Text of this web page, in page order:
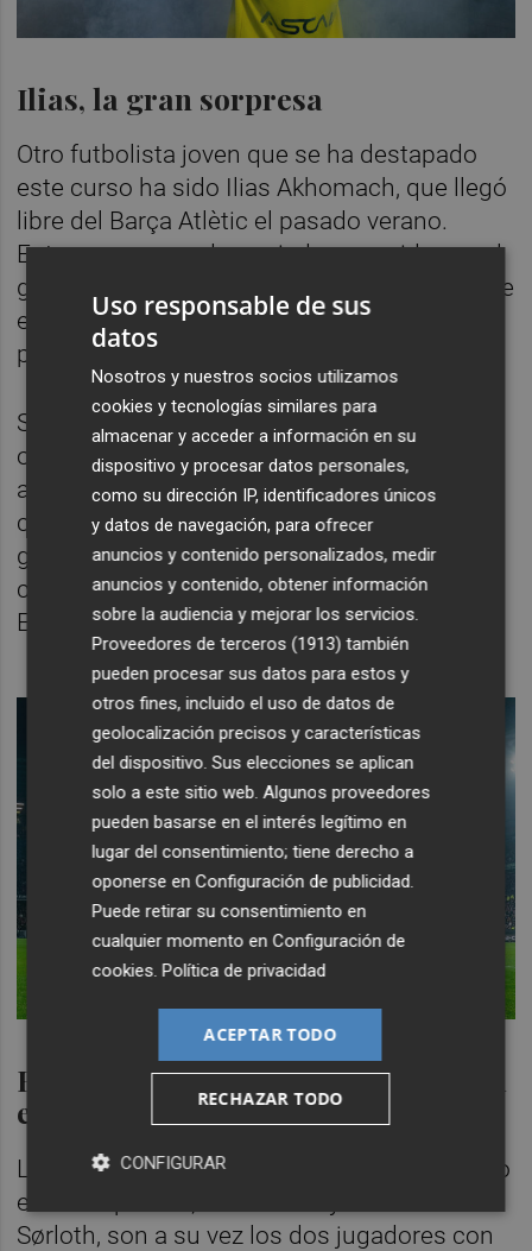
Ilias, la gran sorpresa
Otro futbolista joven que se ha destapado
este curso ha sido Ilias Akhomach, que llegó
libre del Barça Atlètic el pasado verano.
Entonces no era demasiado conocido por el
gran público y tenía un valor de 3 millones de
euros que a día de hoy se ha multiplicado
por cinco hasta los 15 millones.
Su talento para desbordar y generar
ocasiones de peligro con solo 20 años ha
asombrado a La Cerámica, y a ello ha sido
capaz de sumar cinco asistencias y cuatro
goles, algunos de ellos en escenarios muy
complicados como la salida a Rennes en
Europa League o al Lluís Companys en Liga.
Baena y Sørloth, los estandartes del
equipo
Los otros dos futbolistas que han destacado
esta temporada, Álex Baena y Alexander
Sørloth, son a su vez los dos jugadores con
Uso responsable de sus
datos
Nosotros y nuestros socios utilizamos
cookies y tecnologías similares para
almacenar y acceder a información en su
dispositivo y procesar datos personales,
como su dirección IP, identificadores únicos
y datos de navegación, para ofrecer
anuncios y contenido personalizados, medir
anuncios y contenido, obtener información
sobre la audiencia y mejorar los servicios.
Proveedores de terceros (1913) también
pueden procesar sus datos para estos y
otros fines, incluido el uso de datos de
geolocalización precisos y características
del dispositivo. Sus elecciones se aplican
solo a este sitio web. Algunos proveedores
pueden basarse en el interés legítimo en
lugar del consentimiento; tiene derecho a
oponerse enConfiguración de publicidad.
Puede retirar su consentimiento en
cualquier momento enConfiguración de
cookies.Política de privacidad
ACEPTAR TODO
RECHAZAR TODO
CONFIGURAR